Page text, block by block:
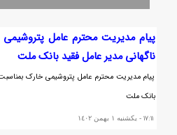
پيام مديريت محترم عامل
ناگهاني مدير عامل فقيد بانك ملت
پيام مديريت محترم عامل پتروشيمي خارك
بانك ملت
١٧:١١ - يکشنبه ١ بهمن ١٤٠٢